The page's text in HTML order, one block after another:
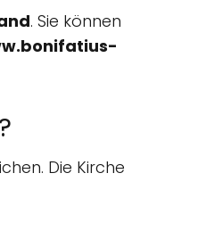
. Sie können
Die Kirche